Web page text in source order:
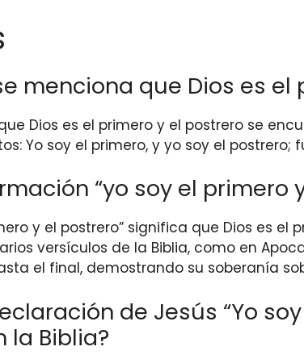
menciona que Dios es el
Dios es el primero y el postrero se
Yo soy el primero, y yo soy el postrero;
“yo soy el primero
y el postrero” significa que Dios es
versículos de la Biblia, como en
el final, demostrando su soberanía
de Jesús “Yo
la Biblia?